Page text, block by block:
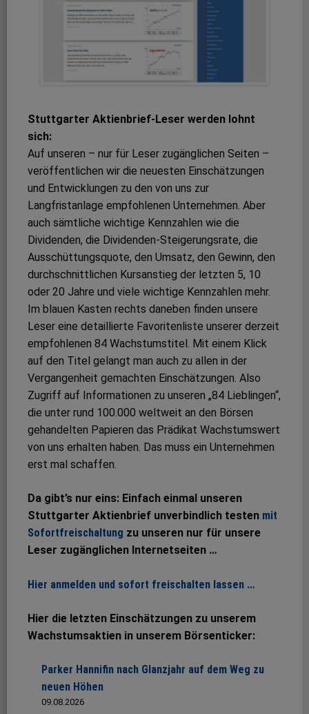
Stuttgarter Aktienbrief-Leser werden lohnt
sich:
Auf unseren – nur für Leser zugänglichen Seiten –
veröffentlichen wir die neuesten Einschätzungen
und Entwicklungen zu den von uns zur
Langfristanlage empfohlenen Unternehmen. Aber
auch sämtliche wichtige Kennzahlen wie die
Dividenden, die Dividenden-Steigerungsrate, die
Ausschüttungsquote, den Umsatz, den Gewinn, den
durchschnittlichen Kursanstieg der letzten 5, 10
oder 20 Jahre und viele wichtige Kennzahlen mehr.
Im blauen Kasten rechts daneben finden unsere
Leser eine detaillierte Favoritenliste unserer derzeit
empfohlenen 84 Wachstumstitel. Mit einem Klick
auf den Titel gelangt man auch zu allen in der
Vergangenheit gemachten Einschätzungen. Also
Zugriff auf Informationen zu unseren „84 Lieblingen“,
die unter rund 100.000 weltweit an den Börsen
gehandelten Papieren das Prädikat Wachstumswert
von uns erhalten haben. Das muss ein Unternehmen
erst mal schaffen.
Da gibt’s nur eins: Einfach einmal unseren
Stuttgarter Aktienbrief unverbindlich testen mit
Sofortfreischaltung zu unseren nur für unsere
Leser zugänglichen Internetseiten …
Hier anmelden und sofort freischalten lassen …
Hier die letzten Einschätzungen zu unserem
Wachstumsaktien in unserem Börsenticker:
Parker Hannifin nach Glanzjahr auf dem Weg zu
neuen Höhen
09.08.2026